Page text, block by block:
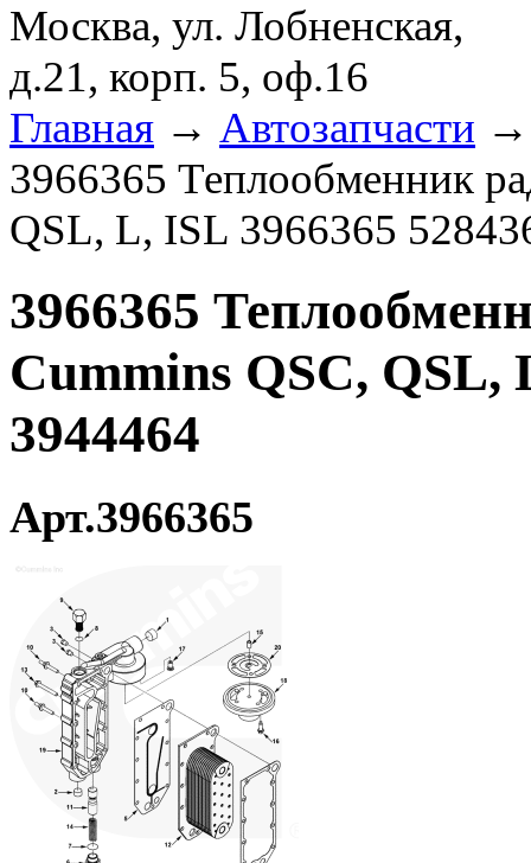
Москва, ул. Лобненская,
д.21, корп. 5, оф.16
Главная → Автозапчасти
3966365 Теплообменник
QSL, L, ISL 3966365
3966365
Cummins QSC, QSL,
3944464
Арт.3966365